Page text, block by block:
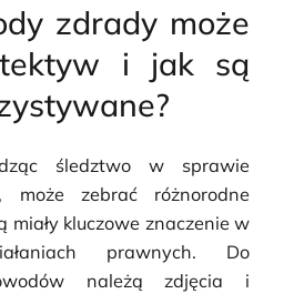
zdrady może
i jak są
śledztwo w sprawie
może zebrać różnorodne
miały kluczowe znaczenie w
prawnych. Do
należą zdjęcia i